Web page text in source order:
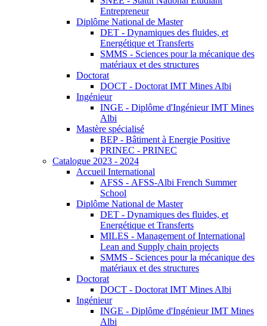
Entrepreneur
Diplôme National de Master
DET - Dynamiques des fluides, et
Energétique et Transferts
SMMS - Sciences pour la mécanique des
matériaux et des structures
Doctorat
DOCT - Doctorat IMT Mines Albi
Ingénieur
INGE - Diplôme d'Ingénieur IMT Mines
Albi
Mastère spécialisé
BEP - Bâtiment à Energie Positive
PRINEC - PRINEC
Catalogue 2023 - 2024
Accueil International
AFSS - AFSS-Albi French Summer
School
Diplôme National de Master
DET - Dynamiques des fluides, et
Energétique et Transferts
MILES - Management of International
Lean and Supply chain projects
SMMS - Sciences pour la mécanique des
matériaux et des structures
Doctorat
DOCT - Doctorat IMT Mines Albi
Ingénieur
INGE - Diplôme d'Ingénieur IMT Mines
Albi